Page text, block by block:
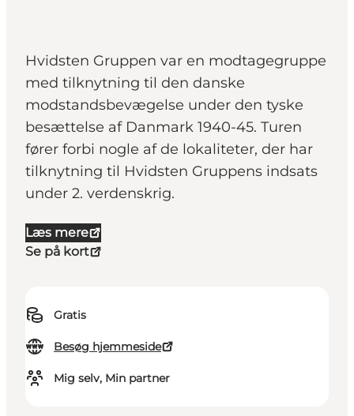
Hvidsten Gruppen var en modtagegruppe
med tilknytning til den danske
modstandsbevægelse under den tyske
besættelse af Danmark 1940-45. Turen
fører forbi nogle af de lokaliteter, der har
tilknytning til Hvidsten Gruppens indsats
under 2. verdenskrig.
Læs mere
Se på kort
Gratis
Besøg hjemmeside
Mig selv, Min partner